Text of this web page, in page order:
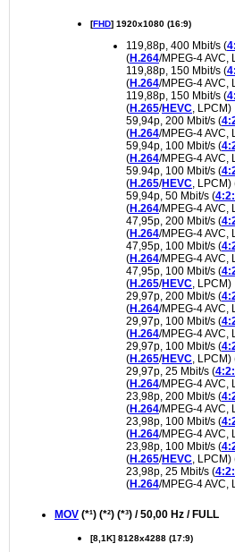
[FHD] 1920x1080 (16:9)
119,88p, 400 Mbit/s (
(H.264/MPEG-4 AVC,
119,88p, 150 Mbit/s (
(H.264/MPEG-4 AVC,
119,88p, 150 Mbit/s (
(H.265/HEVC , LPCM)
59,94p, 200 Mbit/s (
(H.264/MPEG-4 AVC,
59,94p, 100 Mbit/s (
(H.264/MPEG-4 AVC,
59.94p, 100 Mbit/s (
(H.265/HEVC , LPCM)
59,94p, 50 Mbit/s (
(H.264/MPEG-4 AVC,
47,95p, 200 Mbit/s (
(H.264/MPEG-4 AVC,
47,95p, 100 Mbit/s (
(H.264/MPEG-4 AVC,
47,95p, 100 Mbit/s (
(H.265/HEVC , LPCM)
29,97p, 200 Mbit/s (
(H.264/MPEG-4 AVC,
29,97p, 100 Mbit/s (
(H.264/MPEG-4 AVC,
29,97p, 100 Mbit/s (
(H.265/HEVC , LPCM)
29,97p, 25 Mbit/s (
(H.264/MPEG-4 AVC,
23,98p, 200 Mbit/s (
(H.264/MPEG-4 AVC,
23,98p, 100 Mbit/s (
(H.264/MPEG-4 AVC,
23,98p, 100 Mbit/s (
(H.265/HEVC , LPCM)
23,98p, 25 Mbit/s (
(H.264/MPEG-4 AVC,
MOV (*¹) (*²) (*³) / 50,00 Hz / FULL
[8,1K] 8128x4288 (17:9)